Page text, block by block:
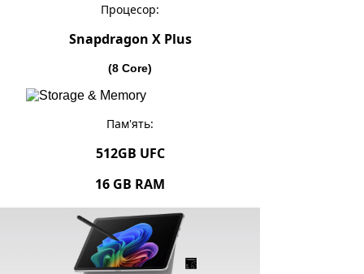
Процесор:
Snapdragon X Plus
(8 Core)
Пам'ять:
512GB UFC
16 GB RAM